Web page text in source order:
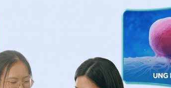
thực hiện để nhóm phẫu thuật có
thuật của bạn như nhịp tim và
đây:
trong trường hợp cần phải truyền
cơ chảy máu,
nhiễm trùngvà kiểm